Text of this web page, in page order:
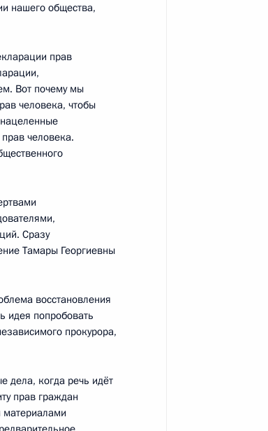
области Мариной
нашего общества,
прав
Вот почему мы
человека, чтобы
человека.
Сразу
Тамары Георгиевны
восстановления
идея попробовать
прокурора,
дела, когда речь идёт
прав граждан
материалами